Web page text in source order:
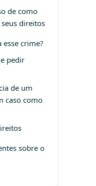
de como
direitos
esse crime?
pedir
de um
caso como
sobre o